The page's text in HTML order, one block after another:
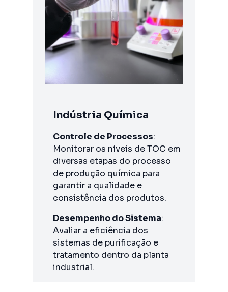
Indústria Química
Controle de Processos:
Monitorar os níveis de TOC em
diversas etapas do processo
de produção química para
garantir a qualidade e
consistência dos produtos.
Desempenho do Sistema:
Avaliar a eficiência dos
sistemas de purificação e
tratamento dentro da planta
industrial.